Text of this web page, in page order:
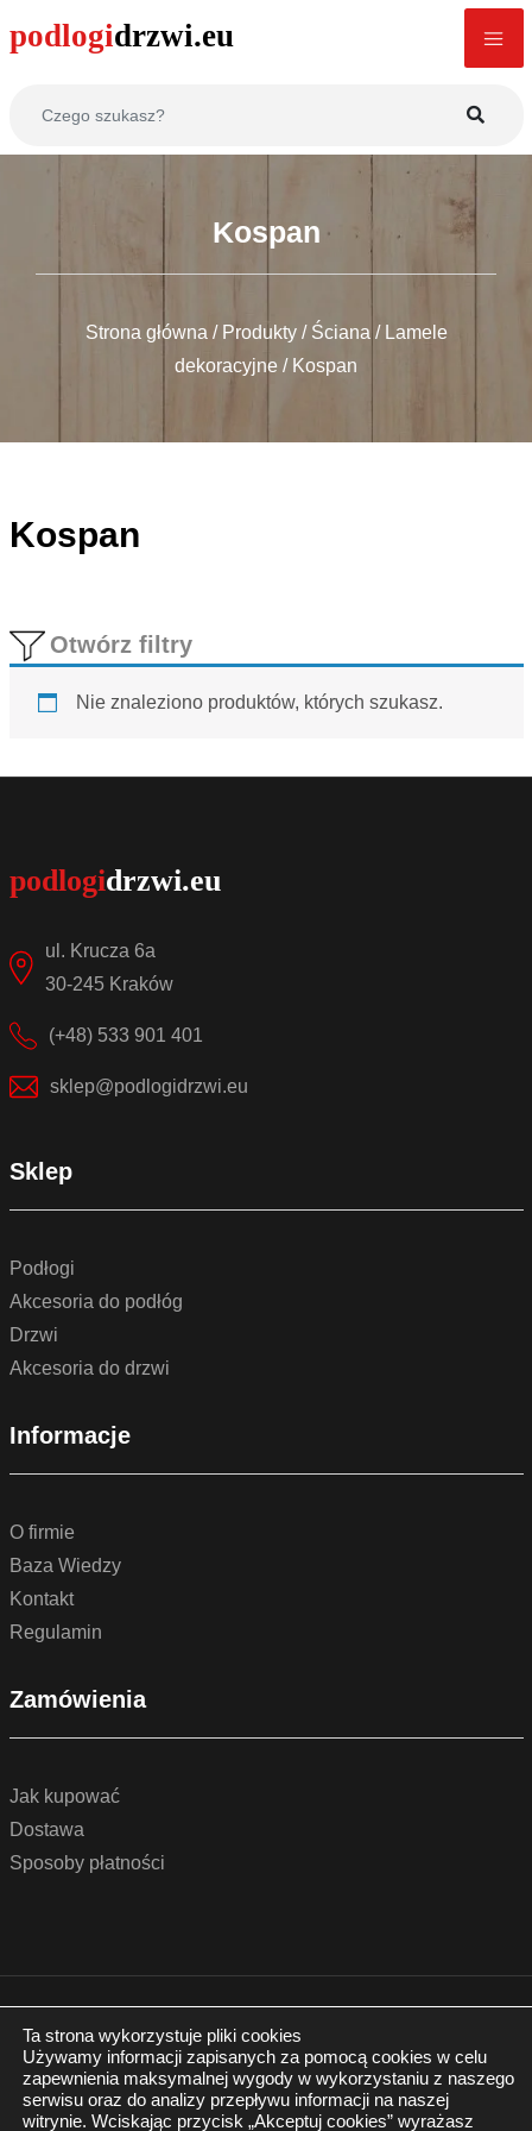
Kospan
Strona główna / Produkty/ Ściana / Lamele
dekoracyjne / Kospan
Kospan
Otwórz filtry
Nie znaleziono produktów, których szukasz.
ul. Krucza 6a
30-245 Kraków
(+48) 533 901 401
sklep@podlogidrzwi.eu
Sklep
Podłogi
Akcesoria do podłóg
Drzwi
Akcesoria do drzwi
Informacje
O firmie
Baza Wiedzy
Kontakt
Regulamin
Zamówienia
Jak kupować
Dostawa
Sposoby płatności
© 2022 by podlogidrzwi.eu
Wszystkie prawa zastrzeżone
Polityka prywatności
Realizacja:
Ta strona wykorzystuje pliki cookies
Używamy informacji zapisanych za pomocą cookies w celu
zapewnienia maksymalnej wygody w wykorzystaniu z naszego
serwisu oraz do analizy przepływu informacji na naszej
witrynie. Wciskając przycisk „Akceptuj cookies” wyrażasz